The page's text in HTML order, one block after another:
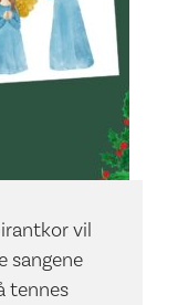
vil
sangene
tennes